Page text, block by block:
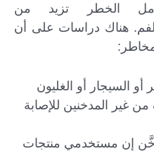
الخطر تزيد من
هناك دراسات على أن
السيجار أو الغليون
غير المدخنين للإصابة
إن مستخدمي منتجات